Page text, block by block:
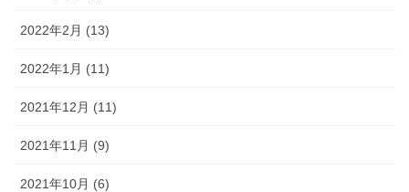
2022年2月 (13)
2022年1月 (11)
2021年12月 (11)
2021年11月 (9)
2021年10月 (6)